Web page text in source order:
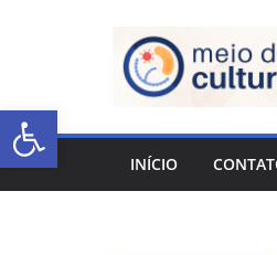
Abrir a barra
INÍCIO